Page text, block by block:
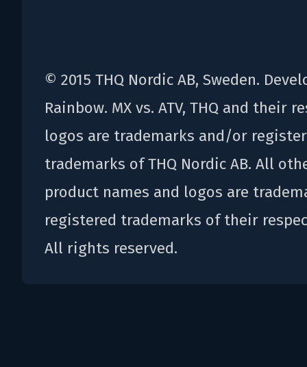
© 2015 THQ Nordic AB, Sweden.
Rainbow. MX vs. ATV, THQ and their
logos are trademarks and/or
trademarks of THQ Nordic AB. All
product names and logos are
registered trademarks of their
All rights reserved.